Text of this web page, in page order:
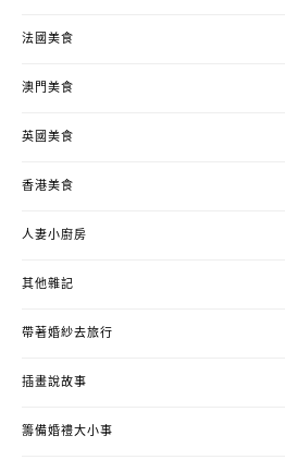
法國美食
澳門美食
英國美食
香港美食
人妻小廚房
其他雜記
帶著婚紗去旅行
插畫說故事
籌備婚禮大小事